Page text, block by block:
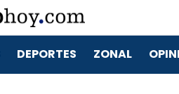
DEPORTES ZONAL